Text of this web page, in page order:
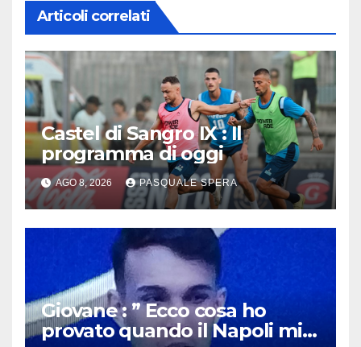
Articoli correlati
Castel di Sangro IX : Il
programma di oggi
AGO 8, 2026 PASQUALE SPERA
Giovane : ” Ecco cosa ho
provato quando il Napoli mi